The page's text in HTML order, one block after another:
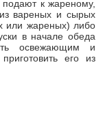
к жареному,
вареных и сырых
или жареных) либо
в начале обеда
освежающим и
его из